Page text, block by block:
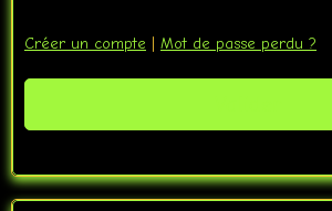
Créer un compte | Mot de passe perdu ?